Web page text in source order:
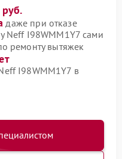
даже при отказе
Neff I98WMM1Y7 сами
ремонту вытяжек
I98WMM1Y7 в